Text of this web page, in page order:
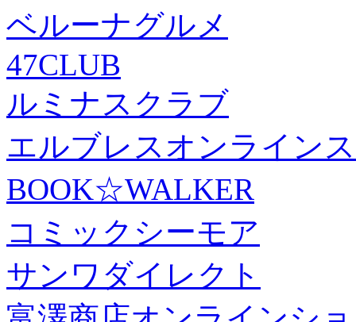
ベルーナグルメ
47CLUB
ルミナスクラブ
エルブレスオンライン
BOOK☆WALKER
コミックシーモア
サンワダイレクト